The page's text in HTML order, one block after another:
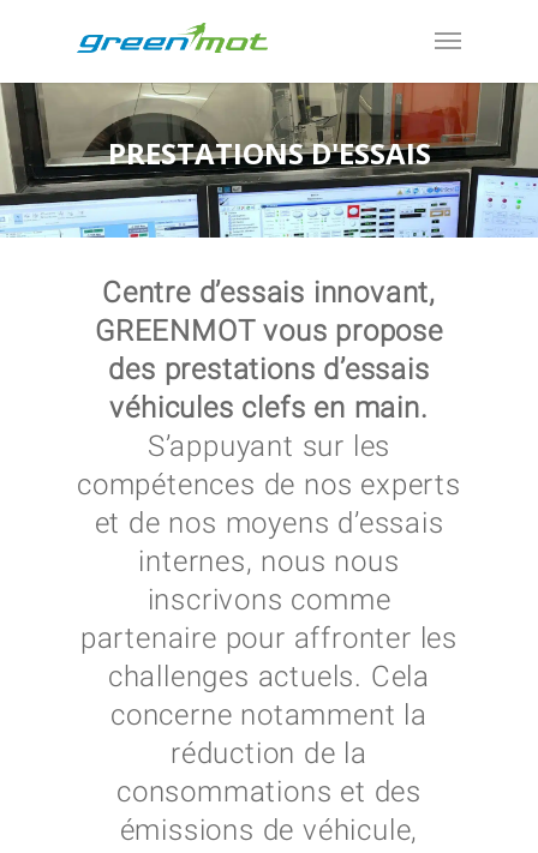
PRESTATIONS D'ESSAIS
Centre d’essais innovant,
GREENMOT vous propose
des prestations d’essais
véhicules clefs en main.
S’appuyant sur les
compétences de nos experts
et de nos moyens d’essais
internes, nous nous
inscrivons comme
partenaire pour affronter les
challenges actuels. Cela
concerne notamment la
réduction de la
consommations et des
émissions de véhicule,